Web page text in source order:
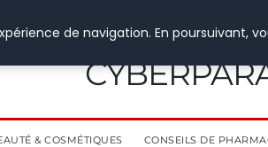
& COSMÉTIQUES CONSEILS DE
de navigation. En poursuivant,